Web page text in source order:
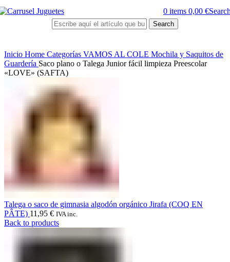
0 items 0,00 €
Search
Inicio Home Categorías VAMOS AL COLE Mochila y Saquitos de
Guardería Saco plano o Talega Junior fácil limpieza Preescolar
«LOVE» (SAFTA)
Talega o saco de gimnasia algodón orgánico Jirafa (COQ EN
PÂTE) 11,95 € IVA inc.
Back to products